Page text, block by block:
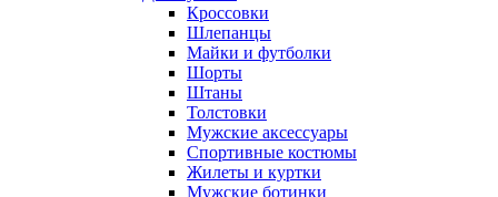
Кроссовки
Шлепанцы
Майки и футболки
Шорты
Штаны
Толстовки
Мужские аксессуары
Спортивные костюмы
Жилеты и куртки
Мужские ботинки